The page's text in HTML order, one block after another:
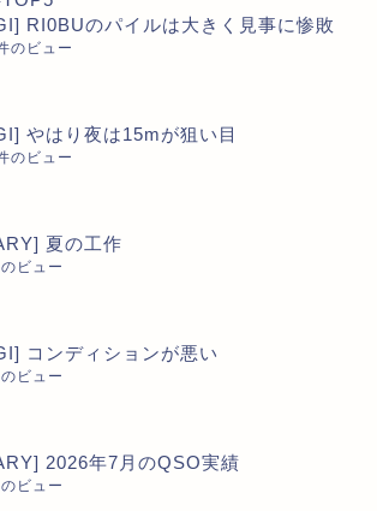
RI0BUのパイルは大きく見事に惨敗
のビュー
やはり夜は15mが狙い目
のビュー
夏の工作
ビュー
コンディションが悪い
ビュー
2026年7月のQSO実績
ビュー